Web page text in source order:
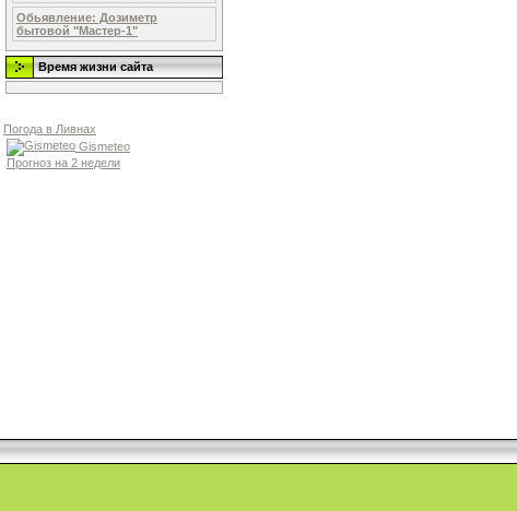
Обьявление: Дозиметр
бытовой "Мастер-1"
Время жизни сайта
Погода в Ливнах
Gismeteo
Прогноз на 2 недели